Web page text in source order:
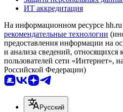
ИТ аккредитация
На информационном ресурсе hh.ru
рекомендательные технологии
предоставления информации на
и анализа сведений, относящихся
пользователей сети «Интернет»,
Российской Федерации)
Русский